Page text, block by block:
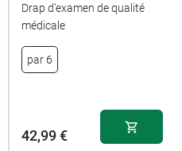
Drap d'examen de qualité
médicale
par 6
42,99 €